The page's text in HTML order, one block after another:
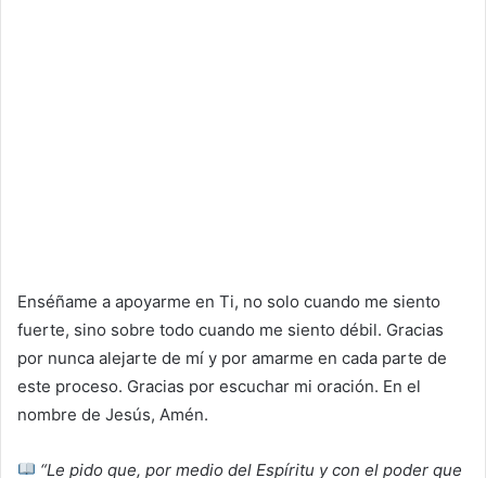
Enséñame a apoyarme en Ti, no solo cuando me siento
fuerte, sino sobre todo cuando me siento débil. Gracias
por nunca alejarte de mí y por amarme en cada parte de
este proceso. Gracias por escuchar mi oración. En el
nombre de Jesús, Amén.
“Le pido que, por medio del Espíritu y con el poder que